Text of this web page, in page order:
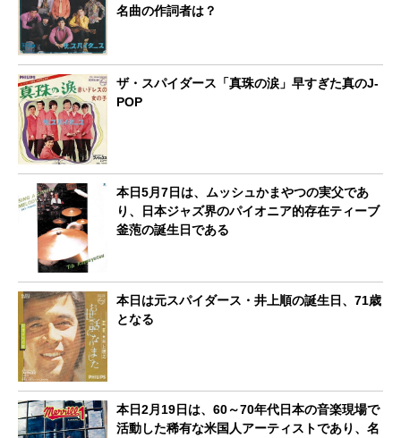
名曲の作詞者は？
ザ・スパイダース「真珠の涙」早すぎた真のJ-
POP
本日5月7日は、ムッシュかまやつの実父であ
り、日本ジャズ界のパイオニア的存在ティーブ
釜萢の誕生日である
本日は元スパイダース・井上順の誕生日、71歳
となる
本日2月19日は、60～70年代日本の音楽現場で
活動した稀有な米国人アーティストであり、名